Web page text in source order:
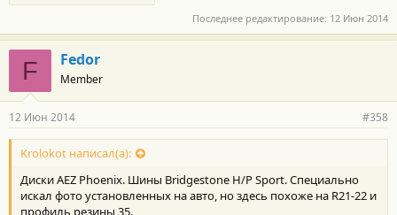
Последнее редактирование: 12 Июн 2014
F Fedor
Member
12 Июн 2014 #358
Krolokot написал(а):
Диски AEZ Phoenix. Шины Bridgestone H/P Sport. Специально
искал фото установленных на авто, но здесь похоже на R21-22 и
профиль резины 35.